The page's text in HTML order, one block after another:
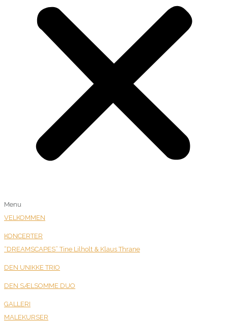
Menu
VELKOMMEN
KONCERTER
“DREAMSCAPES” Tine Lilholt & Klaus Thrane
DEN UNIKKE TRIO
DEN SÆLSOMME DUO
GALLERI
MALEKURSER